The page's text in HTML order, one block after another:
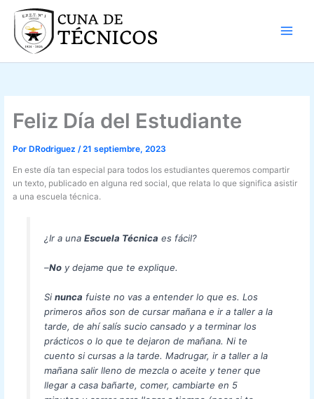
contenido
Feliz Día del Estudiante
Por DRodriguez/21 septiembre, 2023
En este día tan especial para todos los estudiantes queremos compartir
un texto, publicado en alguna red social, que relata lo que significa asistir
a una escuela técnica.
¿Ir a una Escuela Técnica es fácil?
–Noy dejame que te explique.
Si nunca fuiste no vas a entender lo que es. Los
primeros años son de cursar mañana e ir a taller a la
tarde, de ahí salís sucio cansado y a terminar los
prácticos o lo que te dejaron de mañana. Ni te
cuento si cursas a la tarde. Madrugar, ir a taller a la
mañana salir lleno de mezcla o aceite y tener que
llegar a casa bañarte, comer, cambiarte en 5